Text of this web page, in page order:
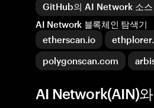
GitHub의 AI Network 소스
AI Network 블록체인 탐색기
etherscan.io
polygonscan.com
AI Network(AIN)